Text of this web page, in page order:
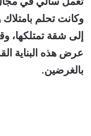
وكانت تحلم
إلى شقة تمتلكها،
عرض هذه البناية
بالغرضين.